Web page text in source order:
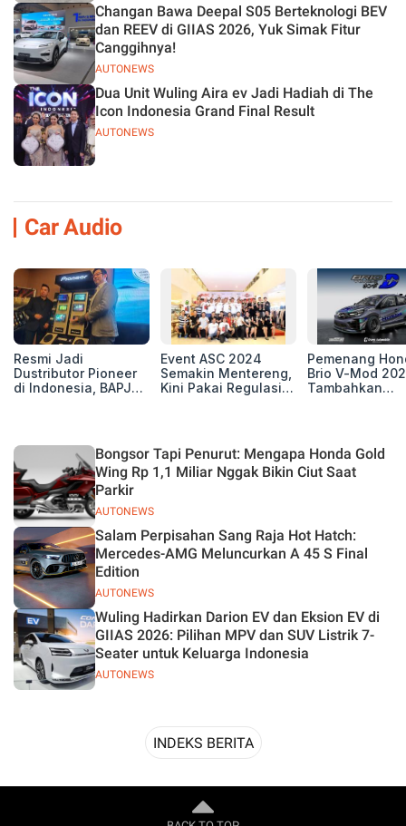
AUTONEWS
Changan Bawa Deepal S05 Berteknologi BEV
dan REEV di GIIAS 2026, Yuk Simak Fitur
Canggihnya!
AUTONEWS
Dua Unit Wuling Aira ev Jadi Hadiah di The
Icon Indonesia Grand Final Result
Car Audio
Resmi Jadi
Dustributor Pioneer
di Indonesia, BAPJ
Event ASC 2024
Semakin Mentereng,
Kini Pakai Regulasi
Pemenang
Brio V-Mod
Tambahkan
AUTONEWS
Bongsor Tapi Penurut: Mengapa Honda Gold
Wing Rp 1,1 Miliar Nggak Bikin Ciut Saat
Parkir
AUTONEWS
Salam Perpisahan Sang Raja Hot Hatch:
Mercedes-AMG Meluncurkan A 45 S Final
Edition
AUTONEWS
Wuling Hadirkan Darion EV dan Eksion EV di
GIIAS 2026: Pilihan MPV dan SUV Listrik 7-
Seater untuk Keluarga Indonesia
INDEKS BERITA